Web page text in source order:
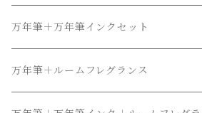
万年筆＋万年筆インクセット
万年筆＋ルームフレグランス